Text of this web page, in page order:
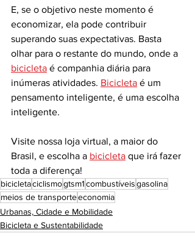
E, se o objetivo neste momento é
economizar, ela pode contribuir
superando suas expectativas. Basta
olhar para o restante do mundo, onde a
bicicleta é companhia diária para
inúmeras atividades. Bicicleta é um
pensamento inteligente, é uma escolha
inteligente.
Visite nossa loja virtual, a maior do
Brasil, e escolha a bicicleta que irá fazer
toda a diferença!
bicicletaciclismogtsm1combustíveisgasolina
meios de transporteeconomia
Urbanas, Cidade e Mobilidade
Bicicleta e Sustentabilidade